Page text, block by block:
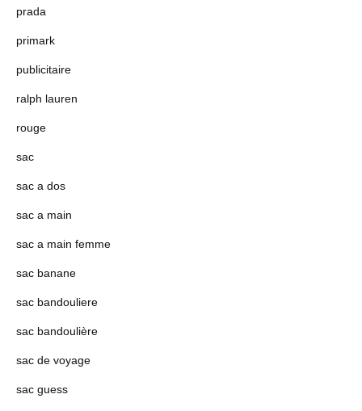
prada
primark
publicitaire
ralph lauren
rouge
sac
sac a dos
sac a main
sac a main femme
sac banane
sac bandouliere
sac bandoulière
sac de voyage
sac guess